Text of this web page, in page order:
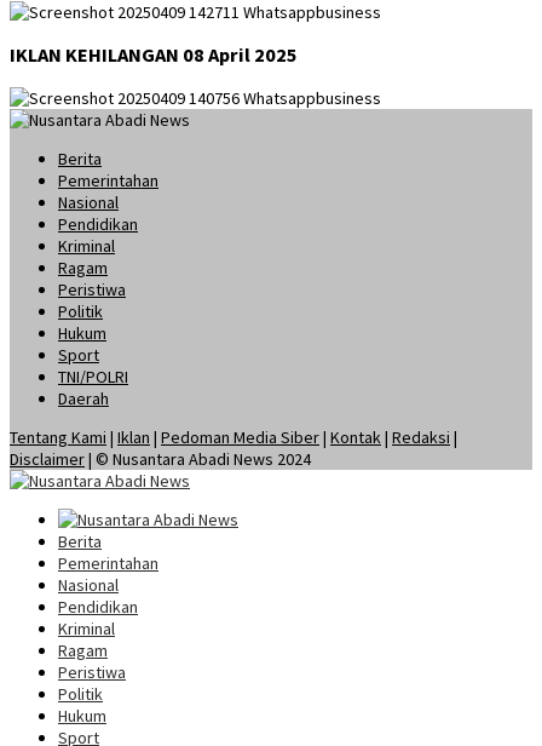
IKLAN KEHILANGAN 08 April 2025
Berita
Pemerintahan
Nasional
Pendidikan
Kriminal
Ragam
Peristiwa
Politik
Hukum
Sport
TNI/POLRI
Daerah
Tentang Kami | Iklan | Pedoman Media Siber| Kontak | Redaksi |
Disclaimer| © Nusantara Abadi News 2024
Berita
Pemerintahan
Nasional
Pendidikan
Kriminal
Ragam
Peristiwa
Politik
Hukum
Sport